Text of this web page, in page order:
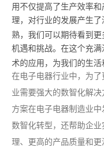
用不仅提高了生产效率
理，对行业的发展产生
熟，我们可以期待看到
机遇和挑战。在这个充
术的应用，为我们的生活
在电子电器行业中，为
业需要强大的数智化解决
方案在电子电器制造业
数智化转型，还帮助企
理、更高的产品质量和